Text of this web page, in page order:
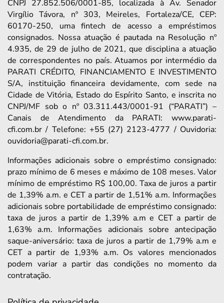
CNPJ 27.852.506/0001-85, localizada à Av. Senador
Virgílio Távora, nº 303, Meireles, Fortaleza/CE, CEP:
60170-250, uma fintech de acesso a empréstimos
consignados. Nossa atuação é pautada na Resolução nº
4.935, de 29 de julho de 2021, que disciplina a atuação
de correspondentes no país. Atuamos por intermédio da
PARATI CRÉDITO, FINANCIAMENTO E INVESTIMENTO
S/A, instituição financeira devidamente, com sede na
Cidade de Vitória, Estado do Espírito Santo, e inscrita no
CNPJ/MF sob o nº 03.311.443/0001-91 (“PARATI”) –
Canais de Atendimento da PARATI: www.parati-
cfi.com.br / Telefone: +55 (27) 2123-4777 / Ouvidoria:
ouvidoria@parati-cfi.com.br.
Informações adicionais sobre o empréstimo consignado:
prazo mínimo de 6 meses e máximo de 108 meses. Valor
mínimo de empréstimo R$ 100,00. Taxa de juros a partir
de 1,39% a.m. e CET a partir de 1,51% a.m. Informações
adicionais sobre portabilidade de empréstimo consignado:
taxa de juros a partir de 1,39% a.m e CET a partir de
1,63% a.m. Informações adicionais sobre antecipação
saque-aniversário: taxa de juros a partir de 1,79% a.m e
CET a partir de 1,93% a.m. Os valores mencionados
podem variar a partir das condições no momento da
contratação.